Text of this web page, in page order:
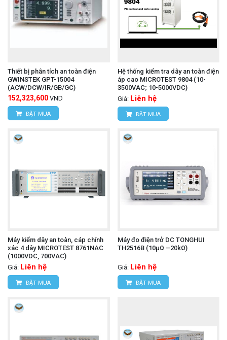
Thiết bị phân tích an toàn điện
GWINSTEK GPT-15004
(ACW/DCW/IR/GB/GC)
152,323,600 VND
ĐẶT MUA
Hệ thống kiểm tra dây an toàn điện
áp cao MICROTEST 9804 (10-
3500VAC; 10-5000VDC)
Giá: Liên hệ
ĐẶT MUA
Máy kiểm dây an toàn, cáp chính
xác 4 dây MICROTEST 8761NAC
(1000VDC, 700VAC)
Giá: Liên hệ
ĐẶT MUA
Máy đo điện trở DC TONGHUI
TH2516B (10μΩ –20kΩ)
Giá: Liên hệ
ĐẶT MUA